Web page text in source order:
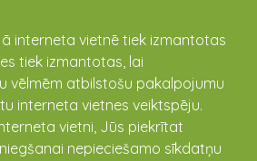
interneta vietnē tiek izmantotas
tiek izmantotas, lai
vēlmēm atbilstošu pakalpojumu
interneta vietnes veiktspēju.
vietni, Jūs piekrītat
nepieciešamo sīkdatņu